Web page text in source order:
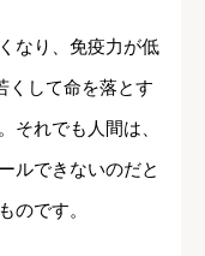
なり、免疫力が低
くして命を落とす
それでも人間は、
ルできないのだと
のです。